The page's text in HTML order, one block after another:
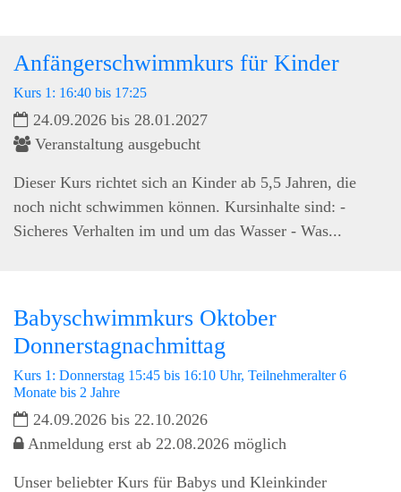
Anfängerschwimmkurs für Kinder
Kurs 1: 16:40 bis 17:25
24.09.2026 bis 28.01.2027
Veranstaltung ausgebucht
Dieser Kurs richtet sich an Kinder ab 5,5 Jahren, die
noch nicht schwimmen können. Kursinhalte sind: -
Sicheres Verhalten im und um das Wasser - Was...
Babyschwimmkurs Oktober
Donnerstagnachmittag
Kurs 1: Donnerstag 15:45 bis 16:10 Uhr, Teilnehmeralter 6
Monate bis 2 Jahre
24.09.2026 bis 22.10.2026
Anmeldung erst ab 22.08.2026 möglich
Unser beliebter Kurs für Babys und Kleinkinder